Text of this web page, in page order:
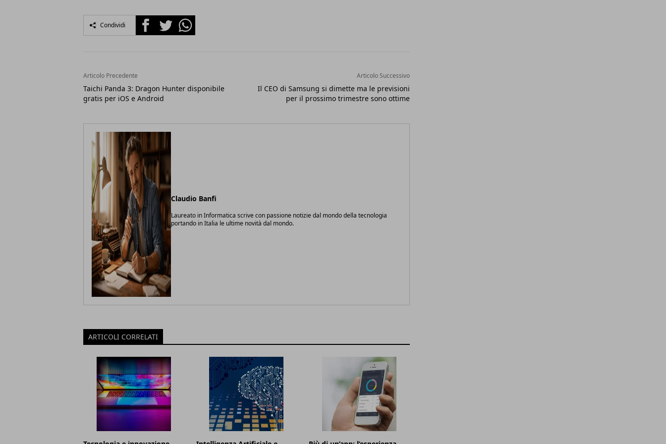
Condividi FacebookTwitterWhatsapp
Articolo Precedente
Taichi Panda 3: Dragon Hunter disponibile
gratis per iOS e Android
Articolo Successivo
Il CEO di Samsung si dimette ma le previsioni
per il prossimo trimestre sono ottime
Claudio Banfi
Laureato in Informatica scrive con passione notizie dal mondo della tecnologia
portando in Italia le ultime novità dal mondo.
ARTICOLI CORRELATI